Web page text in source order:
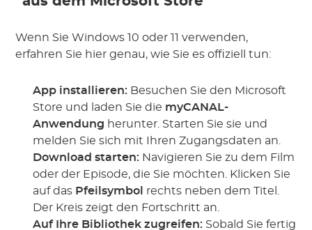
Wenn Sie Windows 10 oder 11 verwenden,
erfahren Sie hier genau, wie Sie es offiziell tun:
App installieren: Besuchen Sie den Microsoft
Store und laden Sie die myCANAL-
Anwendung herunter. Starten Sie sie und
melden Sie sich mit Ihren Zugangsdaten an.
Download starten: Navigieren Sie zu dem Film
oder der Episode, die Sie möchten. Klicken Sie
auf das Pfeilsymbol
rechts neben dem Titel.
Der Kreis zeigt den Fortschritt an.
Auf Ihre Bibliothek zugreifen: Sobald Sie fertig